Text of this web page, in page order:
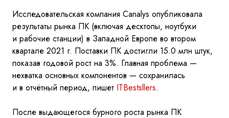
Исследовательская компания Canalys опубликовала
результаты рынка ПК (включая десктопы, ноутбуки
и рабочие станции) в Западной Европе во втором
квартале 2021 г. Поставки ПК достигли 15.0 млн штук,
показав годовой рост на 3%. Главная проблема —
нехватка основных компонентов — сохранилась
и в отчётный период, пишет ITBestsllers.
После выдающегося бурного роста рынка ПК